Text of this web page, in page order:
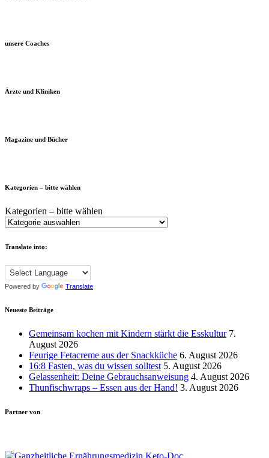
unsere Coaches
Ärzte und Kliniken
Magazine und Bücher
Kategorien – bitte wählen
Kategorien – bitte wählen
Translate into:
Powered by Translate
Neueste Beiträge
Gemeinsam kochen mit Kindern stärkt die Esskultur 7.
August 2026
Feurige Fetacreme aus der Snackküche 6. August 2026
16:8 Fasten, was du wissen solltest 5. August 2026
Gelassenheit: Deine Gebrauchsanweisung 4. August 2026
Thunfischwraps – Essen aus der Hand! 3. August 2026
Partner von